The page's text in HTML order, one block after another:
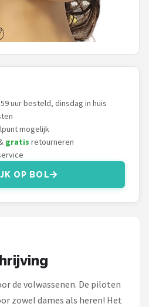
uur besteld, dinsdag in huis
mogelijk
gratis retourneren
OP BOL
de volwassenen. De piloten
zowel dames als heren! Het